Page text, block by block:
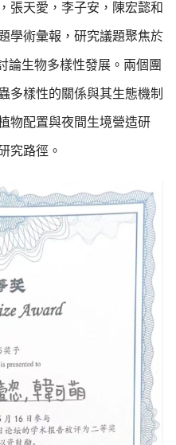
張天愛，李子安，陳宏懿和
學術彙報，研究議題聚焦於
論生物多樣性發展。兩個團
多樣性的關係與其生態機制
物配置與夜間生境營造研
究路徑。